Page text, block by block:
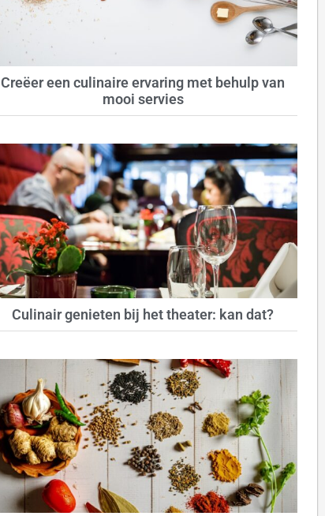
Creëer een culinaire ervaring met behulp van
mooi servies
Culinair genieten bij het theater: kan dat?